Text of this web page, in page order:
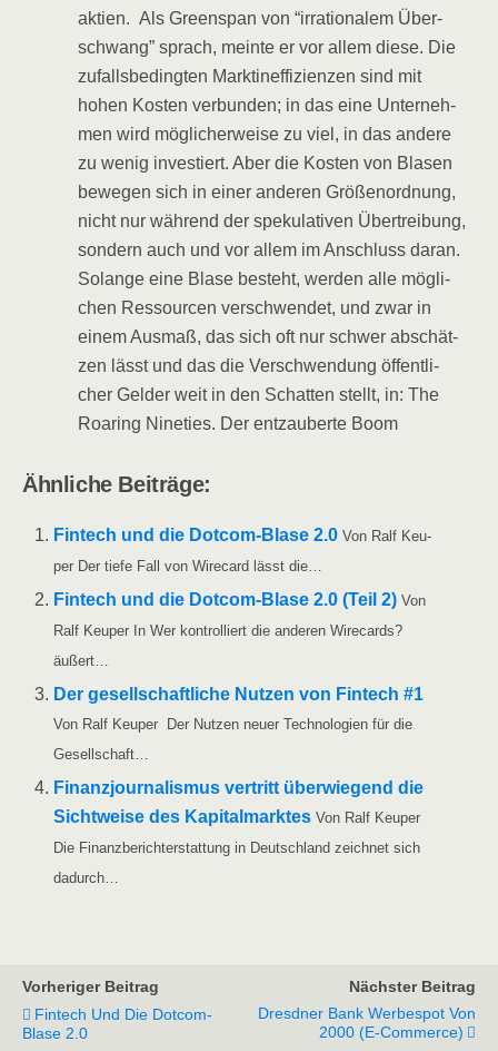
ak­ti­en. Als Green­span von “irra­tio­na­lem Über­
schwang” sprach, mein­te er vor allem die­se. Die
zufalls­be­ding­ten Markt­in­ef­fi­zi­en­zen sind mit
hohen Kos­ten ver­bun­den; in das eine Unter­neh­
men wird mög­li­cher­wei­se zu viel, in das ande­re
zu wenig inves­tiert. Aber die Kos­ten von Bla­sen
bewe­gen sich in einer ande­ren Grö­ßen­ord­nung,
nicht nur wäh­rend der spe­ku­la­ti­ven Über­trei­bung,
son­dern auch und vor allem im Anschluss dar­an.
Solan­ge eine Bla­se besteht, wer­den alle mög­li­
chen Res­sour­cen ver­schwen­det, und zwar in
einem Aus­maß, das sich oft nur schwer abschät­
zen lässt und das die Ver­schwen­dung öffent­li­
cher Gel­der weit in den Schat­ten stellt, in: The
Roaring Nine­ties. Der ent­zau­ber­te Boom
Ähn­li­che Beiträge:
Fin­tech und die Dot­­com-Bla­­se 2.0 Von Ralf Keu­
per Der tie­fe Fall von Wire­card lässt die…
Fin­tech und die Dot­­com-Bla­­se 2.0 (Teil 2) Von
Ralf Keu­per In Wer kon­trol­liert die ande­ren Wire­cards?
äußert…
Der gesell­schaft­li­che Nut­zen von Fin­tech #1
Von Ralf Keu­per Der Nut­zen neu­er Tech­no­lo­gien für die
Gesellschaft…
Finanz­jour­na­lis­mus ver­tritt über­wie­gend die
Sicht­wei­se des Kapi­tal­mark­tes Von Ralf Keu­per
Die Finanz­be­richt­erstat­tung in Deutsch­land zeich­net sich
dadurch…
Vorheriger Beitrag
Fintech Und Die Dotcom-
Blase 2.0
Nächster Beitrag
Dresdner Bank Werbespot Von
2000 (E-Commerce)